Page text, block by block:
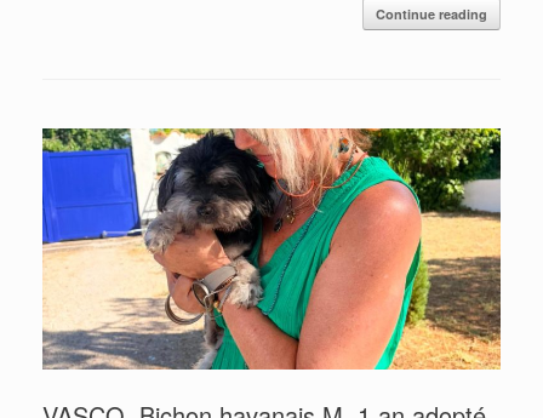
Continue reading